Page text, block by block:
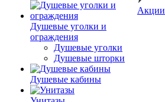
Душевые уголки и
ограждения
Душевые уголки
Душевые шторки
Душевые кабины
Акции